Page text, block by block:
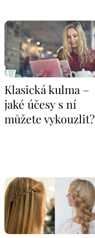
Klasická kulma –
jaké účesy s ní
můžete vykouzlit?